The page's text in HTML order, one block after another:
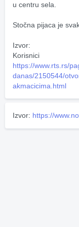
u centru sela.
Stočna pijaca je
Izvor:
Korisnici
https://www.rts.rs/
danas/2150544/
akmacicima.html
Izvor: https://